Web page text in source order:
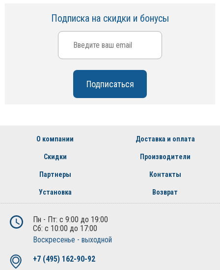
Подписка на скидки и бонусы
О компании Доставка и оплата
Скидки Производители
Партнеры Контакты
Установка Возврат
Пн - Пт: с 9:00 до 19:00
Сб: с 10:00 до 17:00
Воскресенье - выходной
+7 (495) 162-90-92